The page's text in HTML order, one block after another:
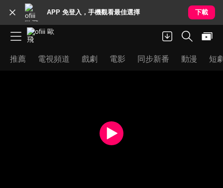
APP 免登入，手機觀看最佳選擇 下載
推薦 電視頻道 戲劇 電影 同步新番 動漫 短